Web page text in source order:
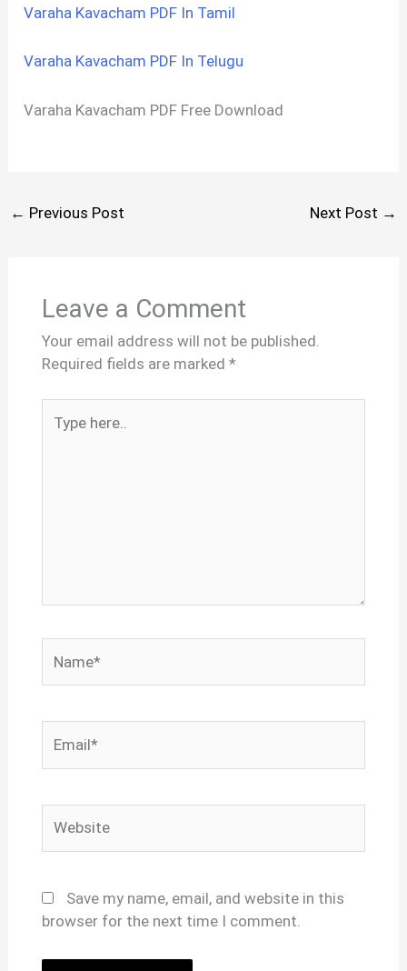
Varaha Kavacham PDF In Tamil
Varaha Kavacham PDF In Telugu
Varaha Kavacham PDF Free Download
← Previous Post Next Post →
Leave a Comment
Your email address will not be published.
Required fields are marked *
here..
Save my name, email, and website in this
browser for the next time I comment.